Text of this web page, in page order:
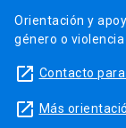
Orientación y
género o violencia
launch Contacto
launch Más